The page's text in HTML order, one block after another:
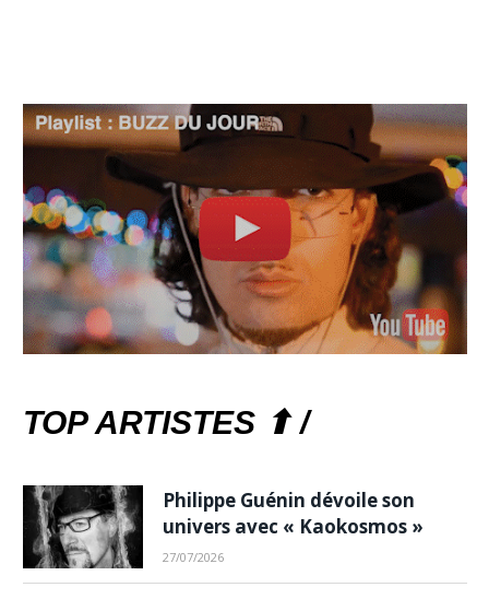
TOP ARTISTES ⬆ /
Philippe Guénin dévoile son
univers avec « Kaokosmos »
27/07/2026